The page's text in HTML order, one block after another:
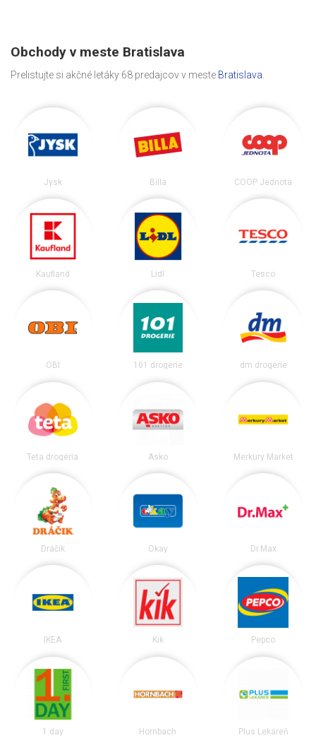
Obchody v meste Bratislava
Prelistujte si akčné letáky 68 predajcov v meste Bratislava
Jysk Billa COOP Jednota
Kaufland Lidl Tesco
OBI 101 drogerie dm drogerie
Teta drogéria Asko Merkury Market
Dráčik Okay Dr.Max
IKEA Kik Pepco
1.day Hornbach Plus Lekáreň